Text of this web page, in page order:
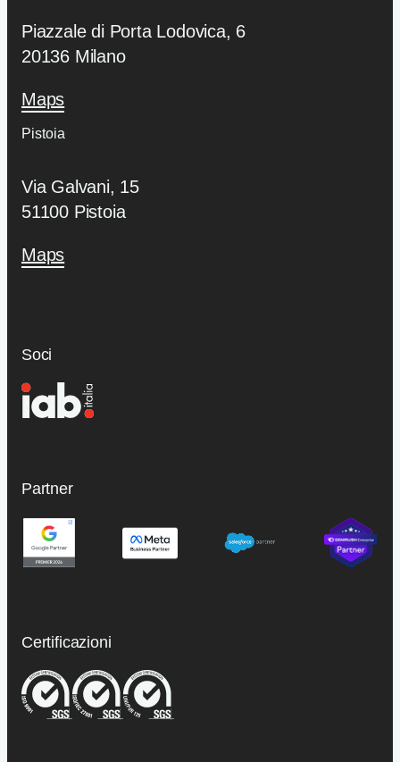
Piazzale di Porta Lodovica, 6
20136 Milano
Maps
Pistoia
Via Galvani, 15
51100 Pistoia
Maps
Soci
Partner
Certificazioni